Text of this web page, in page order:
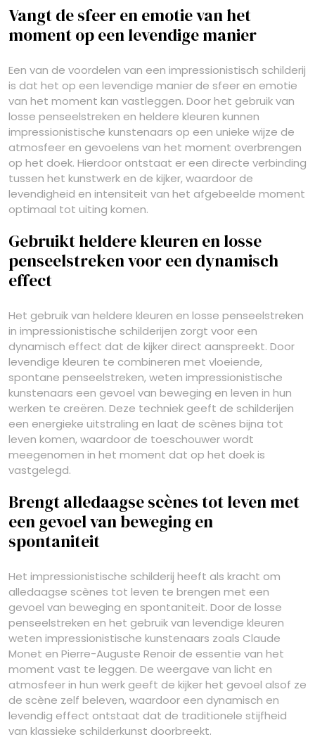
Vangt de sfeer en emotie van het
moment op een levendige manier
Een van de voordelen van een impressionistisch schilderij
is dat het op een levendige manier de sfeer en emotie
van het moment kan vastleggen. Door het gebruik van
losse penseelstreken en heldere kleuren kunnen
impressionistische kunstenaars op een unieke wijze de
atmosfeer en gevoelens van het moment overbrengen
op het doek. Hierdoor ontstaat er een directe verbinding
tussen het kunstwerk en de kijker, waardoor de
levendigheid en intensiteit van het afgebeelde moment
optimaal tot uiting komen.
Gebruikt heldere kleuren en losse
penseelstreken voor een dynamisch
effect
Het gebruik van heldere kleuren en losse penseelstreken
in impressionistische schilderijen zorgt voor een
dynamisch effect dat de kijker direct aanspreekt. Door
levendige kleuren te combineren met vloeiende,
spontane penseelstreken, weten impressionistische
kunstenaars een gevoel van beweging en leven in hun
werken te creëren. Deze techniek geeft de schilderijen
een energieke uitstraling en laat de scènes bijna tot
leven komen, waardoor de toeschouwer wordt
meegenomen in het moment dat op het doek is
vastgelegd.
Brengt alledaagse scènes tot leven met
een gevoel van beweging en
spontaniteit
Het impressionistische schilderij heeft als kracht om
alledaagse scènes tot leven te brengen met een
gevoel van beweging en spontaniteit. Door de losse
penseelstreken en het gebruik van levendige kleuren
weten impressionistische kunstenaars zoals Claude
Monet en Pierre-Auguste Renoir de essentie van het
moment vast te leggen. De weergave van licht en
atmosfeer in hun werk geeft de kijker het gevoel alsof ze
de scène zelf beleven, waardoor een dynamisch en
levendig effect ontstaat dat de traditionele stijfheid
van klassieke schilderkunst doorbreekt.